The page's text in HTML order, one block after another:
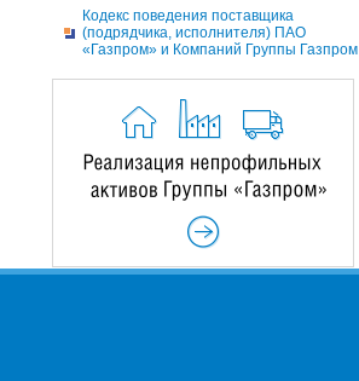
Кодекс поведения поставщика
(подрядчика, исполнителя) ПАО
«Газпром» и Компаний Группы Газпром